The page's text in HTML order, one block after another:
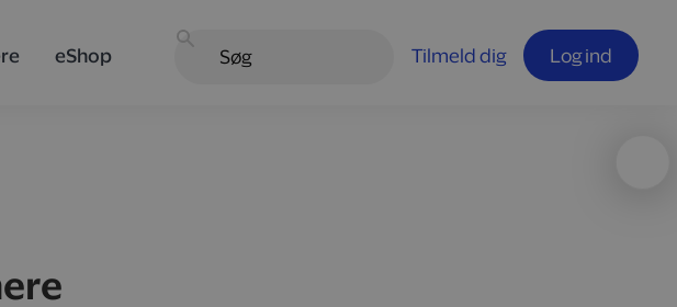
eShop Tilmeld dig Log ind